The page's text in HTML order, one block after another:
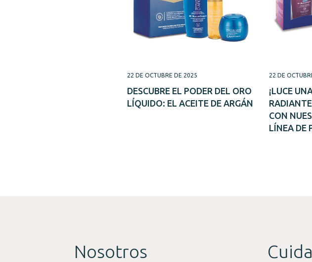
22 DE OCTUBRE DE 2025
DESCUBRE EL PODER DEL ORO
LÍQUIDO: EL ACEITE DE ARGÁN
22 DE
¡LUCE
CON
LÍNEA DE
Nosotros